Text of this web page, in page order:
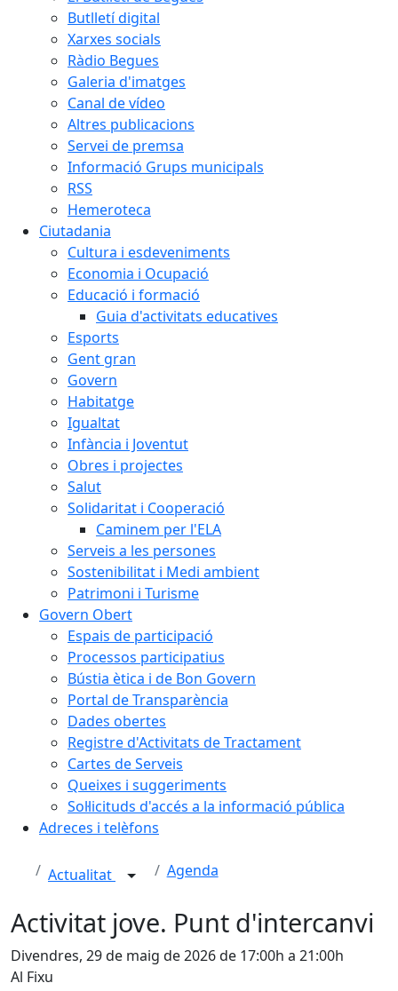
Butlletí digital
Xarxes socials
Ràdio Begues
Galeria d'imatges
Canal de vídeo
Altres publicacions
Servei de premsa
Informació Grups municipals
RSS
Hemeroteca
Ciutadania
Cultura i esdeveniments
Economia i Ocupació
Educació i formació
Guia d'activitats educatives
Esports
Gent gran
Govern
Habitatge
Igualtat
Infància i Joventut
Obres i projectes
Salut
Solidaritat i Cooperació
Caminem per l'ELA
Serveis a les persones
Sostenibilitat i Medi ambient
Patrimoni i Turisme
Govern Obert
Espais de participació
Processos participatius
Bústia ètica i de Bon Govern
Portal de Transparència
Dades obertes
Registre d'Activitats de Tractament
Cartes de Serveis
Queixes i suggeriments
Sol·licituds d'accés a la informació pública
Adreces i telèfons
Actualitat Agenda
Activitat jove. Punt d'intercanvi
Divendres, 29 de maig de 2026 de 17:00h a 21:00h
Al Fixu